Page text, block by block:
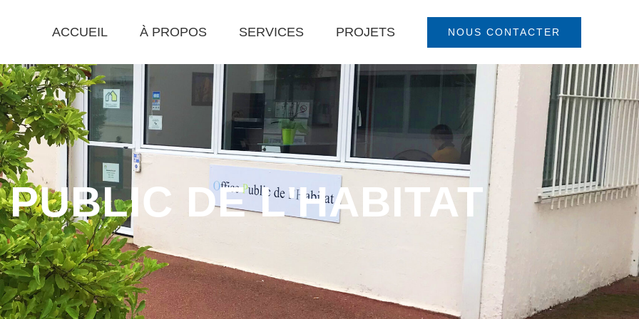
ACCUEIL À PROPOS SERVICES PROJETS NOUS CONTACTER
DE L'HABITAT